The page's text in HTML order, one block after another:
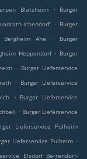
Blatzheim .
Burger
Ichendorf . Burger
Bergheim Ahe .
Burger
Heppendorf . Burger
. Burger Lieferservice
. Burger Lieferservice
. Burger Lieferservice
. Burger Lieferservice
Lieferservice Pulheim
Lieferservice Pulheim .
Elsdorf Berrendorf-